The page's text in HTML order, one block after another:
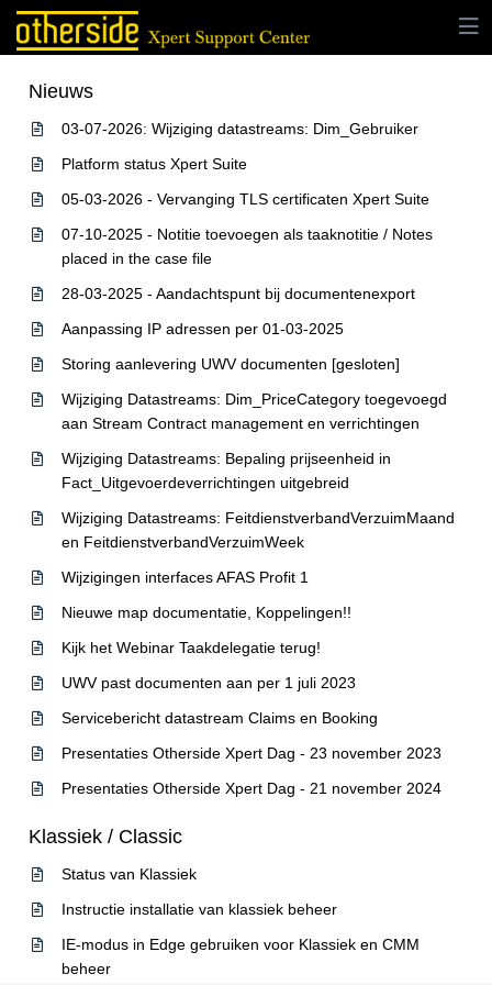
Nieuws
03-07-2026: Wijziging datastreams: Dim_Gebruiker
Platform status Xpert Suite
05-03-2026 - Vervanging TLS certificaten Xpert Suite
07-10-2025 - Notitie toevoegen als taaknotitie / Notes
placed in the case file
28-03-2025 - Aandachtspunt bij documentenexport
Aanpassing IP adressen per 01-03-2025
Storing aanlevering UWV documenten [gesloten]
Wijziging Datastreams: Dim_PriceCategory toegevoegd
aan Stream Contract management en verrichtingen
Wijziging Datastreams: Bepaling prijseenheid in
Fact_Uitgevoerdeverrichtingen uitgebreid
Wijziging Datastreams: FeitdienstverbandVerzuimMaand
en FeitdienstverbandVerzuimWeek
Wijzigingen interfaces AFAS Profit 1
Nieuwe map documentatie, Koppelingen!!
Kijk het Webinar Taakdelegatie terug!
UWV past documenten aan per 1 juli 2023
Servicebericht datastream Claims en Booking
Presentaties Otherside Xpert Dag - 23 november 2023
Presentaties Otherside Xpert Dag - 21 november 2024
Klassiek / Classic
Status van Klassiek
Instructie installatie van klassiek beheer
IE-modus in Edge gebruiken voor Klassiek en CMM
beheer